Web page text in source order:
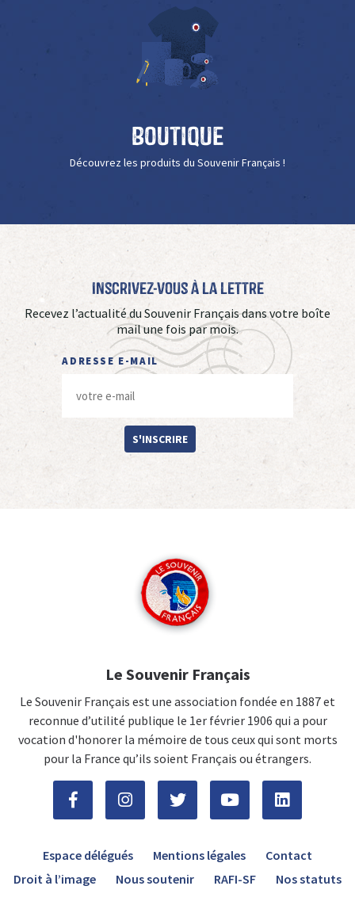
Boutique
Découvrez les produits du Souvenir Français !
Inscrivez-vous à La Lettre
Recevez l’actualité du Souvenir Français dans votre boîte
mail une fois par mois.
ADRESSE E-MAIL
S'INSCRIRE
Le Souvenir Français
Le Souvenir Français est une association fondée en 1887 et
reconnue d’utilité publique le 1er février 1906 qui a pour
vocation d'honorer la mémoire de tous ceux qui sont morts
pour la France qu’ils soient Français ou étrangers.
Espace délégués Mentions légales
Contact
Droit à l’image
Nous soutenir RAFI-SF Nos statuts